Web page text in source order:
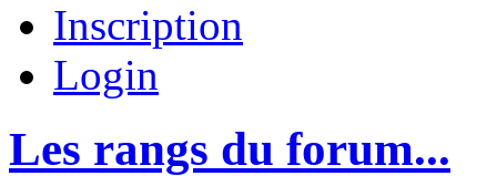
Inscription
Login
Les rangs du forum...